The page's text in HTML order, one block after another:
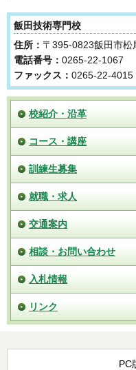
飯田技術専門校
住所： 〒395-0823飯田市松
電話番号： 0265-22-1067
ファックス： 0265-22-4015
校紹介・沿革
コース・講座
訓練生募集
就職・求人
交通案内
相談・お問い合わせ
入札情報
リンク
PC